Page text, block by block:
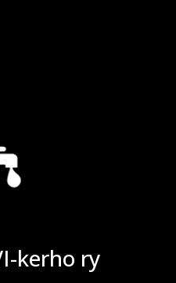
kerho ry